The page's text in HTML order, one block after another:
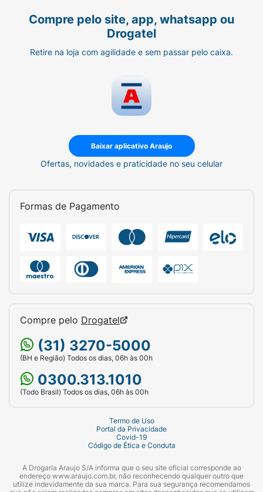
Compre pelo site, app, whatsapp ou
Drogatel
Retire na loja com agilidade e sem passar pelo caixa.
Baixar aplicativo Araujo
Ofertas, novidades e praticidade no seu celular
Formas de Pagamento
Compre pelo Drogatel
(31) 3270-5000
(BH e Região) Todos os dias, 06h às 00h
0300.313.1010
(Todo Brasil) Todos os dias, 06h às 00h
Termo de Uso
Portal da Privacidade
Covid-19
Código de Ética e Conduta
A Drogaria Araujo S/A informa que o seu site oficial corresponde ao
endereço www.araujo.com.br, não reconhecendo qualquer outro que
utilize indevidamente da sua marca. Para sua segurança recomendamos